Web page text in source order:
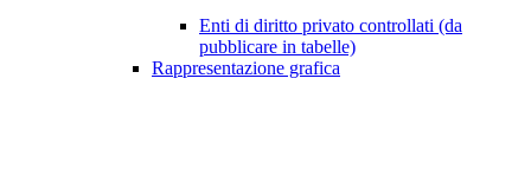
Enti di diritto privato controllati (da
pubblicare in tabelle)
Rappresentazione grafica